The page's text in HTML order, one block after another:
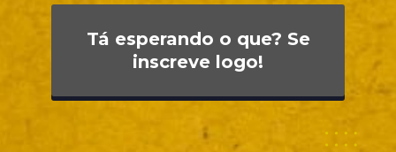
Tá esperando o que? Se
inscreve logo!